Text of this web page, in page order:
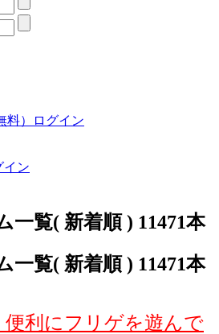
） ログイン
一覧( 新着順 ) 11471本
一覧( 新着順 ) 11471本
便利にフリゲを遊んで